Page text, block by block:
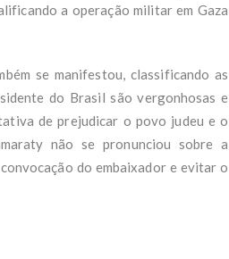
a operação militar em Gaza
se manifestou, classificando as
do Brasil são vergonhosas e
de prejudicar o povo judeu e o
não se pronunciou sobre a
do embaixador e evitar o